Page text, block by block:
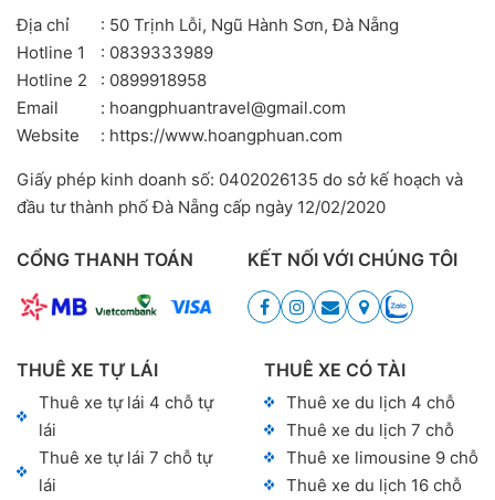
Địa chỉ
: 50 Trịnh Lỗi, Ngũ Hành Sơn, Đà Nẵng
Hotline 1
: 0839333989
Hotline 2
: 0899918958
Email
: hoangphuantravel@gmail.com
Website
: https://www.hoangphuan.com
Giấy phép kinh doanh số: 0402026135 do sở kế hoạch và
đầu tư thành phố Đà Nẵng cấp ngày 12/02/2020
CỔNG THANH TOÁN KẾT NỐI VỚI CHÚNG TÔI
THUÊ XE TỰ LÁI
Thuê xe tự lái 4 chỗ tự
lái
Thuê xe tự lái 7 chỗ tự
lái
THUÊ XE CÓ TÀI
Thuê xe du lịch 4 chỗ
Thuê xe du lịch 7 chỗ
Thuê xe limousine 9 chỗ
Thuê xe du lịch 16 chỗ